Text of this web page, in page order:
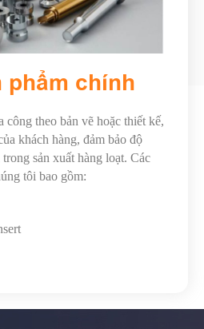
phẩm chính
công theo bản vẽ hoặc thiết kế,
khách hàng, đảm bảo độ
sản xuất hàng loạt. Các
tôi bao gồm: